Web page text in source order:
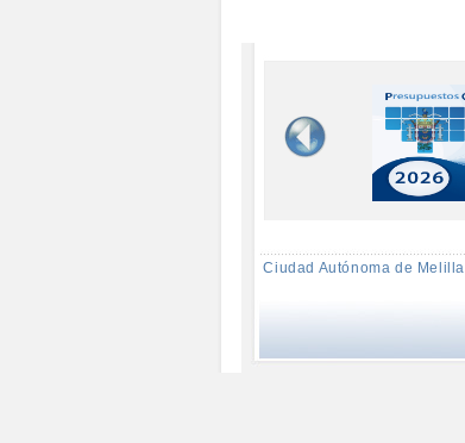
Ciudad Autónoma de Melilla